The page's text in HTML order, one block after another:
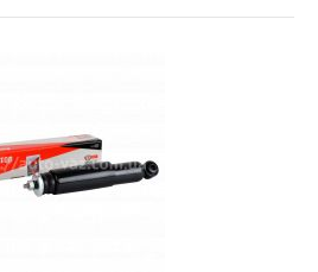
280 грн.